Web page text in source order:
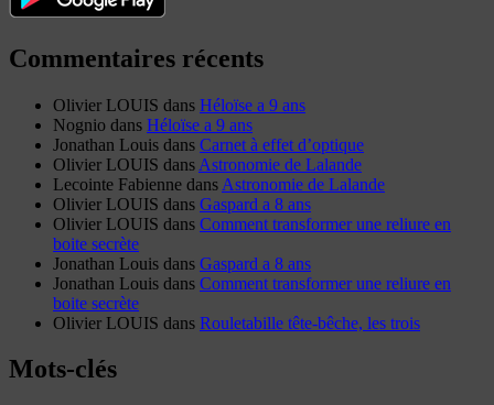
Commentaires récents
Olivier LOUIS dans Héloïse a 9 ans
Nognio dans Héloïse a 9 ans
Jonathan Louis dans Carnet à effet d’optique
Olivier LOUIS dans Astronomie de Lalande
Lecointe Fabienne dans Astronomie de Lalande
Olivier LOUIS dans Gaspard a 8 ans
Olivier LOUIS dans Comment transformer une reliure en
boite secrète
Jonathan Louis dans Gaspard a 8 ans
Jonathan Louis dans Comment transformer une reliure en
boite secrète
Olivier LOUIS dans Rouletabille tête-bêche, les trois
Mots-clés